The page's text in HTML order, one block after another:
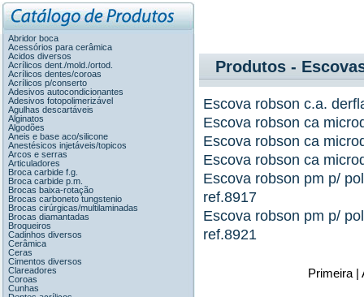
Abridor boca
Acessórios para cerâmica
Acidos diversos
Acrílicos dent./mold./ortod.
Acrílicos dentes/coroas
Acrílicos p/conserto
Adesivos autocondicionantes
Adesivos fotopolimerizável
Agulhas descartáveis
Alginatos
Algodões
Aneis e base aco/silicone
Anestésicos injetáveis/topicos
Arcos e serras
Articuladores
Broca carbide f.g.
Broca carbide p.m.
Brocas baixa-rotação
Brocas carboneto tungstenio
Brocas cirúrgicas/multilaminadas
Brocas diamantadas
Broqueiros
Cadinhos diversos
Cerâmica
Ceras
Cimentos diversos
Clareadores
Coroas
Cunhas
Produtos -
Escova robson c.a.
Escova robson ca
Escova robson ca
Escova robson ca
Escova robson pm p/
ref.8917
Escova robson pm p/
ref.8921
Primeira